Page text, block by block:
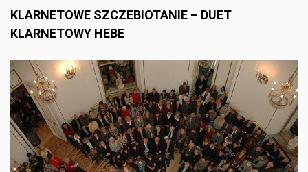
KLARNETOWE SZCZEBIOTANIE – DUET
KLARNETOWY HEBE